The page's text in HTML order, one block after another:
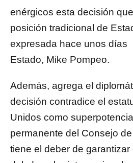
enérgicos esta decisión
posición tradicional de
expresada hace unos días
Estado, Mike Pompeo.
Además, agrega el
decisión contradice el
Unidos como
permanente del Consejo
tiene el deber de